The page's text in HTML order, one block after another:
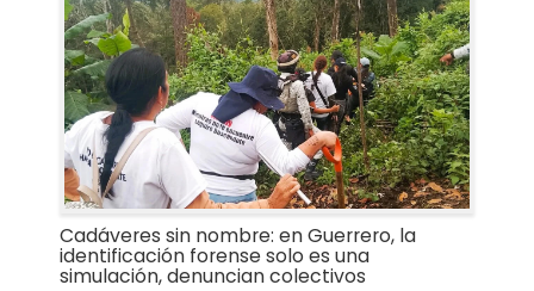
Cadáveres sin nombre: en Guerrero, la
identificación forense solo es una
simulación, denuncian colectivos